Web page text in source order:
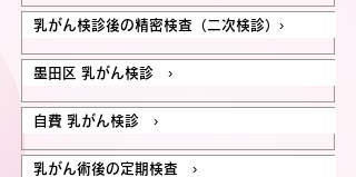
乳がん検診後の精密検査（二次検診）›
墨田区 乳がん検診 ›
自費 乳がん検診 ›
乳がん術後の定期検査 ›